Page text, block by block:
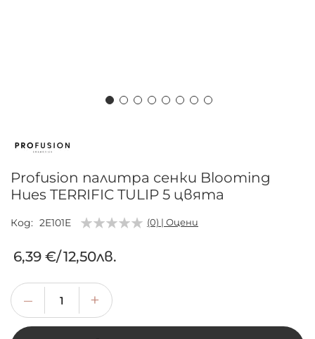
началото
галерия
със
снимки
Profusion палитра сенки Blooming
Hues TERRIFIC TULIP 5 цвята
Код 2E101E (0) | Оцени
6,39 €/12,50лв.